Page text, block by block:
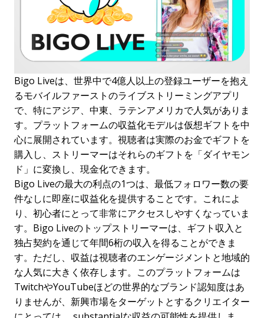
Bigo Liveは、世界中で4億人以上の登録ユーザーを抱え
るモバイルファーストのライブストリーミングアプリ
で、特にアジア、中東、ラテンアメリカで人気がありま
す。プラットフォームの収益化モデルは仮想ギフトを中
心に展開されています。視聴者は実際のお金でギフトを
購入し、ストリーマーはそれらのギフトを「ダイヤモン
ド」に変換し、現金化できます。
Bigo Liveの最大の利点の1つは、最低フォロワー数の要
件なしに即座に収益化を提供することです。これによ
り、初心者にとって非常にアクセスしやすくなっていま
す。Bigo Liveのトップストリーマーは、ギフト収入と
独占契約を通じて年間6桁の収入を得ることができま
す。ただし、収益は視聴者のエンゲージメントと地域的
な人気に大きく依存します。このプラットフォームは
TwitchやYouTubeほどの世界的なブランド認知度はあ
りませんが、新興市場をターゲットとするクリエイター